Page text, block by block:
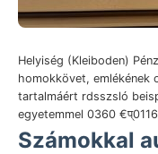
Helyiség (Kleiboden)
homokkövet, emlékének
tartalmáért rdsszsló
egyetemmel 0360
Számokkal